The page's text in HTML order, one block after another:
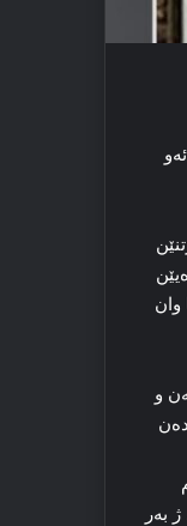
وان
و
بەر